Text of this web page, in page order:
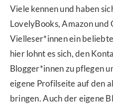
Viele kennen und haben
LovelyBooks, Amazon und
Vielleser*innen ein
hier lohnt es sich, den
Blogger*innen zu pflegen
eigene Profilseite auf den
bringen. Auch der eigene